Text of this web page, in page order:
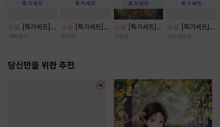
소설
[특가세트]
함부로 사랑 [단행
새벽향기
소설
[특가세트]
비가 오던 그날에
유하라
소설
[특가세트]
후문신의 [단행본]
구천몽
소설
[특가세트]
친구 오빠 탐구 보
박온새미로
당신만을 위한 추천